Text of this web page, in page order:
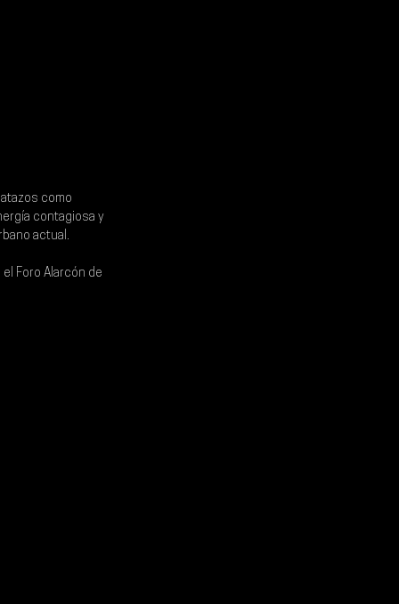
como
contagiosa y
actual.
Foro Alarcón de